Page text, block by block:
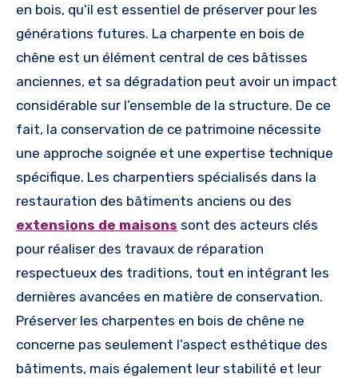
en bois, qu’il est essentiel de préserver pour les
générations futures. La charpente en bois de
chêne est un élément central de ces bâtisses
anciennes, et sa dégradation peut avoir un impact
considérable sur l’ensemble de la structure. De ce
fait, la conservation de ce patrimoine nécessite
une approche soignée et une expertise technique
spécifique. Les charpentiers spécialisés dans la
restauration des bâtiments anciens ou des
extensions de maisons sont des acteurs clés
pour réaliser des travaux de réparation
respectueux des traditions, tout en intégrant les
dernières avancées en matière de conservation.
Préserver les charpentes en bois de chêne ne
concerne pas seulement l’aspect esthétique des
bâtiments, mais également leur stabilité et leur